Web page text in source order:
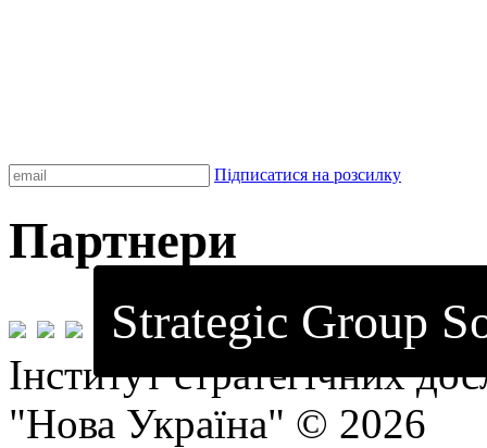
Підписатися на розсилку
Партнери
Strategic Group
Інститут стратегічних
"Нова Україна" © 2026